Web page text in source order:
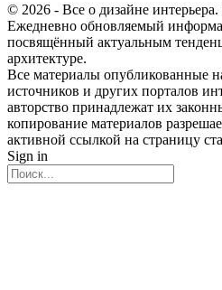
© 2026 - Все о дизайне
Ежедневно обновляемый
посвящённый актуальным
архитектуре.
Все материалы опубликованные
источников и других порталов
авторство принадлежат их
копирование материалов
активной ссылкой на страницу
Sign in